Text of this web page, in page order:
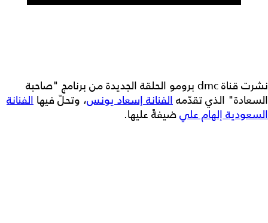
نشرت قناة dmc برومو الحلقة الجديدة من برنامج "صاحبة
السعادة" الذي تقدّمهالفنانة إسعاد يونس، وتحلّ فيها الفنانة
السعودية إلهام عليضيفةً عليها.